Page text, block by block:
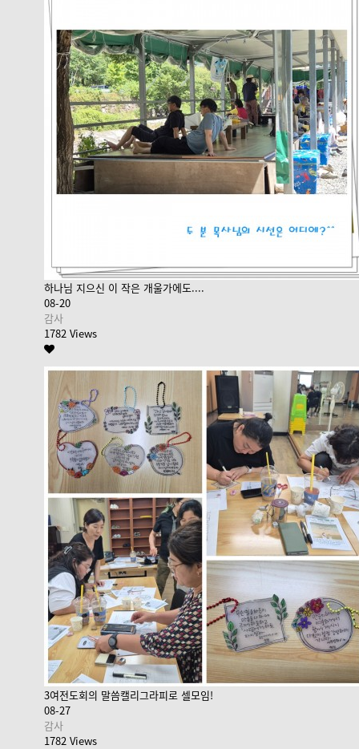
하나님 지으신 이 작은 개울가에도....
08-20
감사
1782 Views
3여전도회의 말씀캘리그라피로 셀모임!
08-27
감사
1782 Views